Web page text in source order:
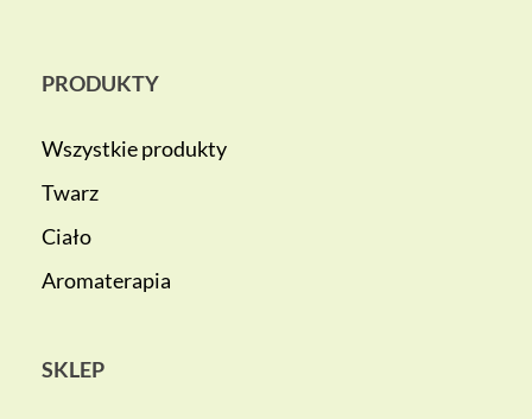
PRODUKTY
Wszystkie produkty
Twarz
Ciało
Aromaterapia
SKLEP